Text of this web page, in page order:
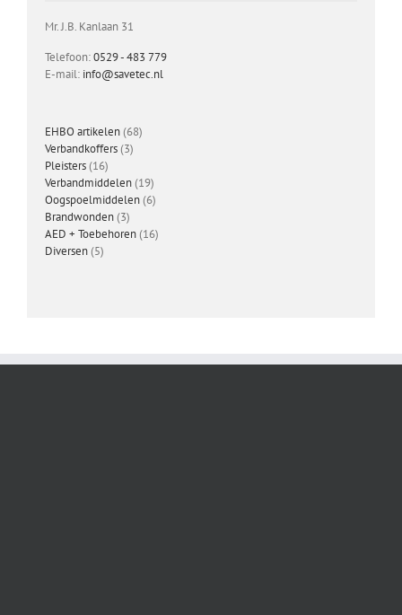
Mr. J.B. Kanlaan 31
Telefoon:0529 - 483 779
E-mail: info@savetec.nl
EHBO artikelen 6868
Verbandkoffers 33
Pleisters 1616
producten
Verbandmiddelen 1919
producten
Oogspoelmiddelen 66
Brandwonden 33
producten
AED + Toebehoren 1616
Diversen 55